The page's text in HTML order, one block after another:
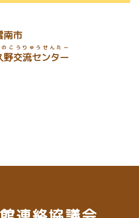
南市
野交流センター
のこうりゅうせんたー